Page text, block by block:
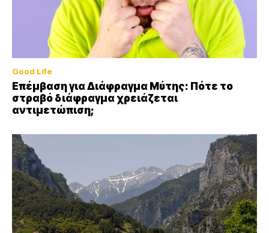
Good Life
Επέμβαση για Διάφραγμα Μύτης: Πότε το
στραβό διάφραγμα χρειάζεται
αντιμετώπιση;